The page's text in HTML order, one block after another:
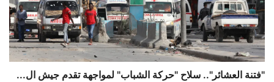
"فتنة العشائر".. سلاح "حركة الشباب" لمواجهة تقدم جيش ال...